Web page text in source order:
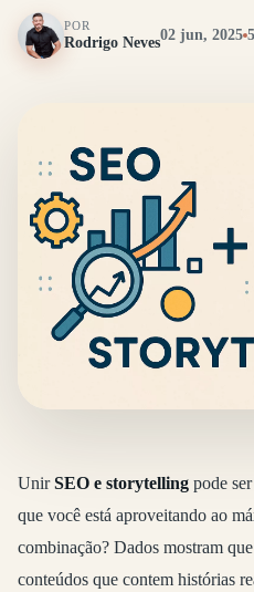
POR
Rodrigo Neves02 jun, 2025
UnirSEO e storytelling pode
que você está aproveitando ao
combinação? Dados mostram
conteúdos que contem histórias